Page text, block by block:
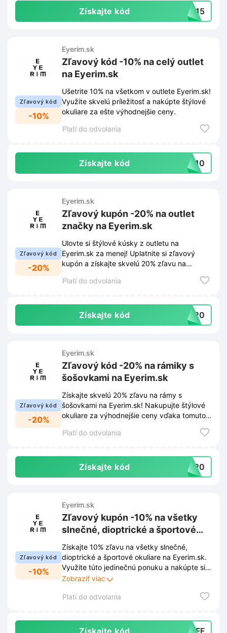
Získajte kód BL15
Zľavový kód
-10%
Eyerim.sk
Zľavový kód -10% na celý outlet
na Eyerim.sk
Ušetrite 10% na všetkom v outlete Eyerim.sk!
Využite skvelú príležitosť a nakúpte štýlové
okuliare za ešte výhodnejšie ceny.
Platí do odvolania
Získajte kód UT10
Zľavový kód
-20%
Eyerim.sk
Zľavový kupón -20% na outlet
značky na Eyerim.sk
Ulovte si štýlové kúsky z outletu na
Eyerim.sk za menej! Uplatnite si zľavový
kupón a získajte skvelú 20% zľavu na
Platí do odvolania
Získajte kód UT20
Zľavový kód
-20%
Eyerim.sk
Zľavový kód -20% na rámiky s
šošovkami na Eyerim.sk
Získajte skvelú 20% zľavu na rámy s
šošovkami na Eyerim.sk! Nakupujte štýlové
okuliare za výhodnejšie ceny vďaka tomuto
Platí do odvolania
Získajte kód EE20
Zľavový kód
-10%
Eyerim.sk
Zľavový kupón -10% na všetky
slnečné, dioptrické a športové
okuliare na Eyerim.sk
Získajte 10% zľavu na všetky slnečné,
dioptrické a športové okuliare na Eyerim.sk.
Využite túto jedinečnú ponuku a nakúpte si
nové okuliare za výhodnejšiu cenu!
Zobraziť viac
Platí do odvolania